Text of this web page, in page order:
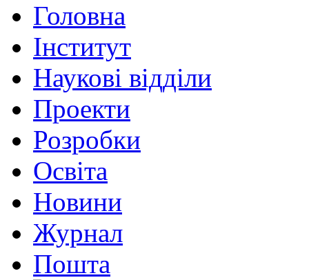
Головна
Інститут
Наукові відділи
Проекти
Розробки
Освіта
Новини
Журнал
Пошта